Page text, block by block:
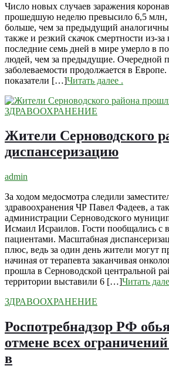
Число новых случаев заражения
прошедшую неделю превысило 6,5 млн,
больше, чем за предыдущий
также и резкий скачок смертности из-за
последние семь дней в мире умерло в
людей, чем за предыдущие. Очередной
заболеваемости продолжается в
показатели […]Читать далее .
ЗДРАВООХРАНЕНИЕ
Жители Серноводского
диспансеризацию
admin
За ходом медосмотра следили
здравоохранения ЧР Павел Фадеев, а
администрации Серноводского
Исмаил Исраилов. Гости пообщались с
пациентами. Масштабная
плюс, ведь за один день жители могут
начиная от терапевта заканчивая
прошла в Серноводской центральной
территории выставили 6 […]Читать
ЗДРАВООХРАНЕНИЕ
Роспотребнадзор РФ
отмене всех
в